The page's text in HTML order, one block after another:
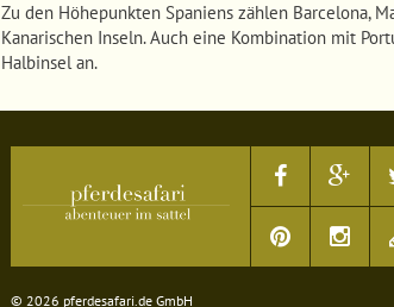
Zu den Höhepunkten Spaniens zählen Barcelona,
Kanarischen Inseln. Auch eine Kombination mit
Halbinsel an.
© 2026 pferdesafari.de GmbH